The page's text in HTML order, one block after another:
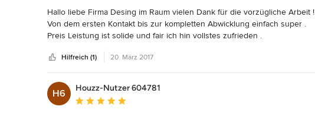
Hallo liebe Firma Desing im Raum vielen Dank für die vorzügliche Arbeit !
Von dem ersten Kontakt bis zur kompletten Abwicklung einfach super .
Preis Leistung ist solide und fair ich hin vollstes zufrieden .
Hilfreich (1) 20. März 2017
H6
Houzz-Nutzer 604781
Durchschnittliche Bewertung: 5 von 5 Sternen